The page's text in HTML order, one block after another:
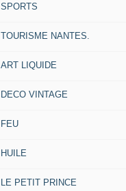
SPORTS
TOURISME NANTES.
ART LIQUIDE
DECO VINTAGE
FEU
HUILE
LE PETIT PRINCE